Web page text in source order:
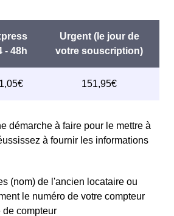
démarche à faire pour le mettre à
à fournir les informations
(nom) de l'ancien locataire ou
le numéro de votre compteur
de compteur